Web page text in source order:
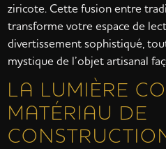
ziricote. Cette fusion entre
transforme votre espace de
divertissement sophistiqué,
mystique de l’objet artisanal
LA LUMIÈRE
MATÉRIAU DE